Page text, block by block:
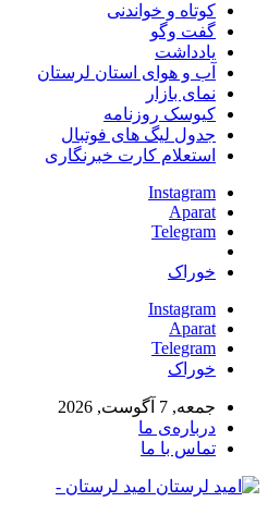
کوتاه و خواندنی
گفت وگو
یادداشت
آب و هوای استان لرستان
نمای بازار
کیوسک روزنامه
جدول لیگ های فوتبال
استعلام کارت خبرنگاری
Instagram
Aparat
Telegram
خوراک
Instagram
Aparat
Telegram
خوراک
جمعه, 7 آگوست, 2026
درباره‌ی ما
تماس با ما
امید لرستان -